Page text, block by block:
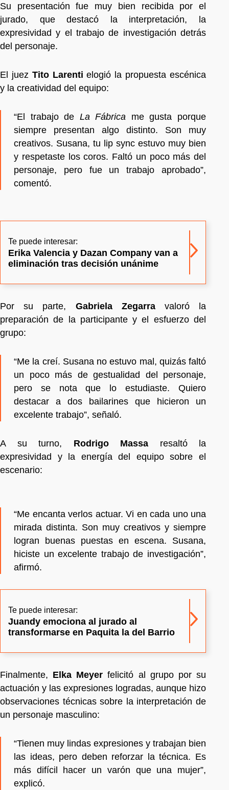
Su presentación fue muy bien recibida por el
jurado, que destacó la interpretación, la
expresividad y el trabajo de investigación detrás
del personaje.
El juez Tito Larenti elogió la propuesta escénica
y la creatividad del equipo:
“El trabajo de La Fábrica me gusta porque
siempre presentan algo distinto. Son muy
creativos. Susana, tu lip sync estuvo muy bien
y respetaste los coros. Faltó un poco más del
personaje, pero fue un trabajo aprobado”,
comentó.
Te puede interesar:
Erika Valencia y Dazan Company van a
eliminación tras decisión unánime
Por su parte, Gabriela Zegarravaloró la
preparación de la participante y el esfuerzo del
grupo:
“Me la creí. Susana no estuvo mal, quizás faltó
un poco más de gestualidad del personaje,
pero se nota que lo estudiaste. Quiero
destacar a dos bailarines que hicieron un
excelente trabajo”, señaló.
A su turno, Rodrigo Massa resaltó la
expresividad y la energía del equipo sobre el
escenario:
“Me encanta verlos actuar. Vi en cada uno una
mirada distinta. Son muy creativos y siempre
logran buenas puestas en escena. Susana,
hiciste un excelente trabajo de investigación”,
afirmó.
Te puede interesar:
Juandy emociona al jurado al
transformarse en Paquita la del Barrio
Finalmente, Elka Meyer felicitó al grupo por su
actuación y las expresiones logradas, aunque hizo
observaciones técnicas sobre la interpretación de
un personaje masculino:
“Tienen muy lindas expresiones y trabajan bien
las ideas, pero deben reforzar la técnica. Es
más difícil hacer un varón que una mujer”,
explicó.